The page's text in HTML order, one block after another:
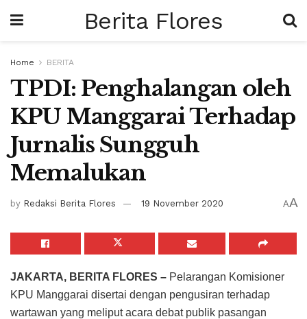
Berita Flores
Home BERITA
TPDI: Penghalangan oleh
KPU Manggarai Terhadap
Jurnalis Sungguh
Memalukan
by Redaksi Berita Flores 19 November 2020 AA
JAKARTA, BERITA FLORES – Pelarangan Komisioner
KPU Manggarai disertai dengan pengusiran terhadap
wartawan yang meliput acara debat publik pasangan